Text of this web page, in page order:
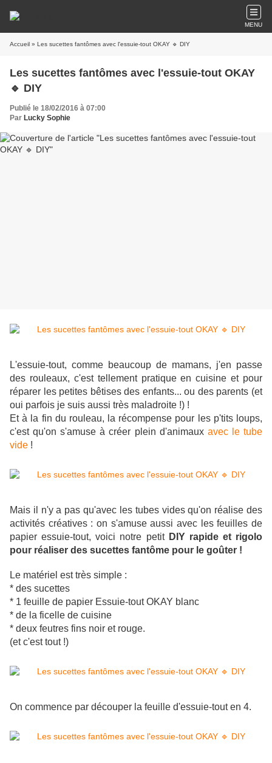
MENU
Accueil » Les sucettes fantômes avec l'essuie-tout OKAY 🔹 DIY
Les sucettes fantômes avec l'essuie-tout OKAY
🔹 DIY
Publié le 18/02/2016 à 07:00
Par Lucky Sophie
L'essuie-tout, comme beaucoup de mamans, j'en passe
des rouleaux, c'est tellement pratique en cuisine et pour
réparer les petites bêtises des enfants... ou des parents (et
oui parfois je suis aussi très maladroite !) !
Et à la fin du rouleau, la récompense pour les p'tits loups,
c'est qu'on s'amuse à créer plein d'animaux avec le tube
vide !
Mais il n'y a pas qu'avec les tubes vides qu'on réalise des
activités créatives : on s'amuse aussi avec les feuilles de
papier essuie-tout, voici notre petit DIY rapide et rigolo
pour réaliser des sucettes fantôme pour le goûter !
Le matériel est très simple :
* des sucettes
* 1 feuille de papier Essuie-tout OKAY blanc
* de la ficelle de cuisine
* deux feutres fins noir et rouge.
(et c'est tout !)
On commence par découper la feuille d'essuie-tout en 4.